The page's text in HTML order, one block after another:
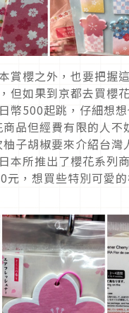
賞櫻之外，也要把握
但如果到京都去買櫻
幣500起跳，仔細想
品但經費有限的人不
子胡椒要來介紹台灣
本所推出了櫻花系列
，想買些特別可愛的